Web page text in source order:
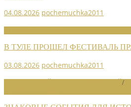
04.08.2026 pochemuchka2011
В ТУЛЕ ПРОШЕЛ ФЕСТИВАЛЬ
03.08.2026 pochemuchka2011
/